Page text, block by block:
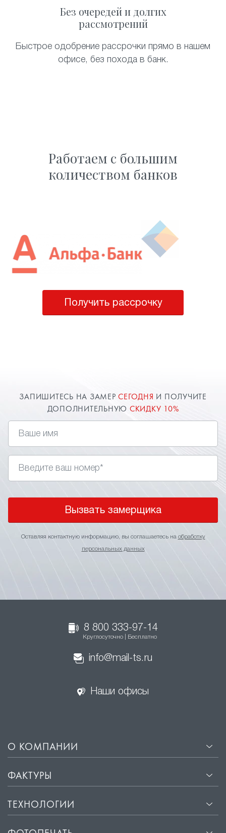
Без очередей и долгих
рассмотрений
Быстрое одобрение рассрочки прямо в нашем
офисе, без похода в банк.
Работаем с большим
количеством банков
Получить рассрочку
ЗАПИШИТЕСЬ НА ЗАМЕРСЕГОДНЯ И ПОЛУЧИТЕ
ДОПОЛНИТЕЛЬНУЮ СКИДКУ 10%
Вызвать замерщика
Оставляя контактную информацию, вы соглашаетесь на обработку
персональных данных
8 800 333-97-14
Круглосуточно | Бесплатно
info@mail-ts.ru
Наши офисы
О КОМПАНИИ
ФАКТУРЫ
ТЕХНОЛОГИИ